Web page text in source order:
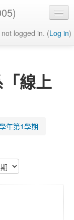
logged in. (Log in)
線上
年第1學期